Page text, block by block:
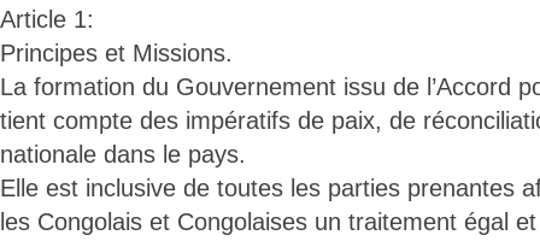
Article 1:
Principes et Missions.
La formation du Gouvernement issu de l’Accord
tient compte des impératifs de paix, de
nationale dans le pays.
Elle est inclusive de toutes les parties prenantes
les Congolais et Congolaises un traitement égal